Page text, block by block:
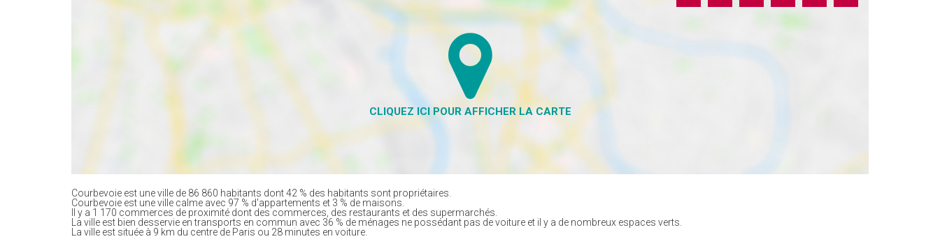
Courbevoie est une ville de 86 860 habitants dont 42 % des habitants sont propriétaires.
Courbevoie est une ville calme avec 97 % d'appartements et 3 % de maisons.
Il y a 1 170 commerces de proximité dont des commerces, des restaurants et des supermarchés.
La ville est bien desservie en transports en commun avec 36 % de ménages ne possédant pas de voiture et il y a de nombreux espaces verts.
La ville est située à 9 km du centre de Paris ou 28 minutes en voiture.